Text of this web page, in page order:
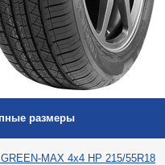
размеры
MAX 4x4 HP 215/55R18